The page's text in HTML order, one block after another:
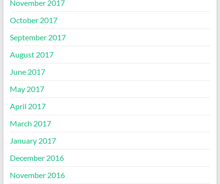
November 2017
October 2017
September 2017
August 2017
June 2017
May 2017
April 2017
March 2017
January 2017
December 2016
November 2016